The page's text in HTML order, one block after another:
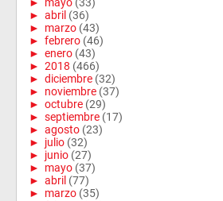
► abril (36)
► marzo (43)
► febrero (46)
► enero (43)
► 2018 (466)
► diciembre (32)
► noviembre (37)
► octubre (29)
► septiembre (17)
► agosto (23)
► julio (32)
► junio (27)
► mayo (37)
► abril (77)
► marzo (35)